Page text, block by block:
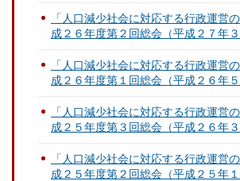
「人口減少社会に対応する行政運営
成２６年度第２回総会（平成２７年３
「人口減少社会に対応する行政運営
成２６年度第１回総会（平成２６年５
「人口減少社会に対応する行政運営
成２５年度第３回総会（平成２６年３
「人口減少社会に対応する行政運営
成２５年度第２回総会（平成２５年１